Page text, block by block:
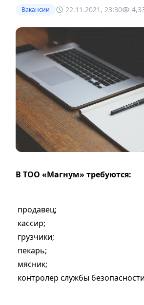
Вакансии 22.11.2021, 23:30
В ТОО «Магнум» требуются:
продавец;
кассир;
грузчики;
пекарь;
мясник;
контролер службы